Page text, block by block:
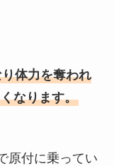
体力を奪われ
なります。
原付に乗ってい